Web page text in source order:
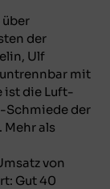
der
Ulf
mit
ist die Luft-
Schmiede der
als
von
Gut 40